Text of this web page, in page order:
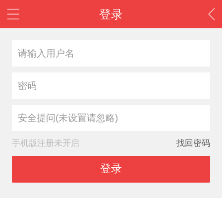
登录
安全提问(未设置请忽略)
手机版注册未开启 找回密码
登录